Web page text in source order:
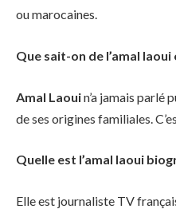
ou marocaines.
Que sait-on de l’amal
Amal Laouin’a jamais parlé
de ses origines familiales.
Quelle est l’amal laoui
Elle est journaliste TV